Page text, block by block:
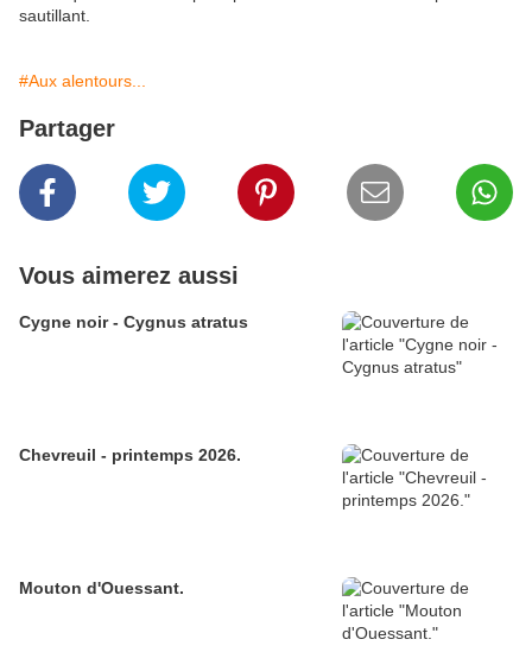
sautillant.
#Aux alentours...
Partager
Vous aimerez aussi
Cygne noir - Cygnus atratus
Chevreuil - printemps 2026.
Mouton d'Ouessant.